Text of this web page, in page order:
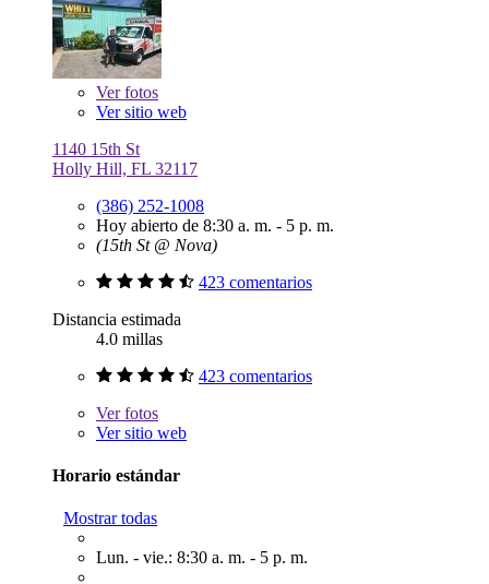
Verfotos
Ver sitio web
1140 15th St
Holly Hill, FL 32117
(386) 252-1008
Hoy abierto de 8:30 a. m. - 5 p. m.
(15th St @ Nova)
423 comentarios
Distancia estimada
4.0 millas
423 comentarios
Verfotos
Ver sitio web
Horario estándar
Mostrar todas
Lun. - vie.: 8:30 a. m. - 5 p. m.